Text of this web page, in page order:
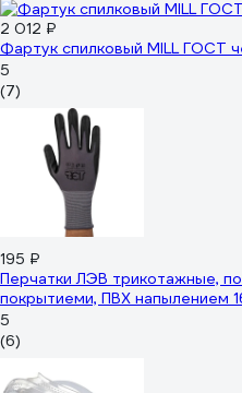
2 012 ₽
Фартук спилковый MILL ГОСТ
5
(7)
195 ₽
Перчатки ЛЭВ трикотажные,
покрытиеми, ПВХ напылением
5
(6)